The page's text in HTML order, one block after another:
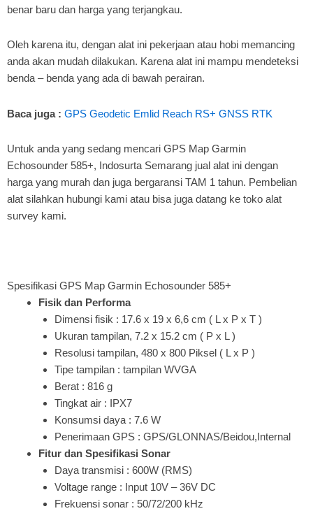
benar baru dan harga yang terjangkau.
Oleh karena itu, dengan alat ini pekerjaan atau hobi memancing
anda akan mudah dilakukan. Karena alat ini mampu mendeteksi
benda – benda yang ada di bawah perairan.
Baca juga : GPS Geodetic Emlid Reach RS+ GNSS RTK
Untuk anda yang sedang mencari GPS Map Garmin
Echosounder 585+, Indosurta Semarang jual alat ini dengan
harga yang murah dan juga bergaransi TAM 1 tahun. Pembelian
alat silahkan hubungi kami atau bisa juga datang ke toko alat
survey kami.
Spesifikasi GPS Map Garmin Echosounder 585+
Fisik dan Performa
Dimensi fisik : 17.6 x 19 x 6,6 cm ( L x P x T )
Ukuran tampilan, 7.2 x 15.2 cm ( P x L )
Resolusi tampilan, 480 x 800 Piksel ( L x P )
Tipe tampilan : tampilan WVGA
Berat : 816 g
Tingkat air : IPX7
Konsumsi daya : 7.6 W
Penerimaan GPS : GPS/GLONNAS/Beidou,Internal
Fitur dan Spesifikasi Sonar
Daya transmisi : 600W (RMS)
Voltage range : Input 10V – 36V DC
Frekuensi sonar : 50/72/200 kHz